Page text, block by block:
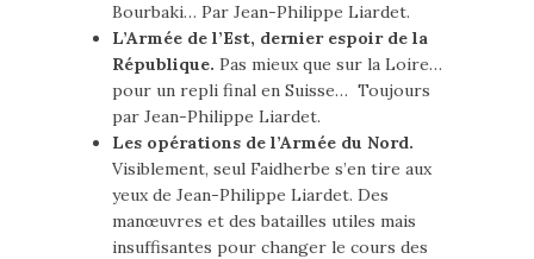
Bourbaki… Par Jean-Philippe Liardet.
L’Armée de l’Est, dernier espoir de la
République. Pas mieux que sur la Loire…
pour un repli final en Suisse… Toujours
par Jean-Philippe Liardet.
Les opérations de l’Armée du Nord.
Visiblement, seul Faidherbe s’en tire aux
yeux de Jean-Philippe Liardet. Des
manœuvres et des batailles utiles mais
insuffisantes pour changer le cours des